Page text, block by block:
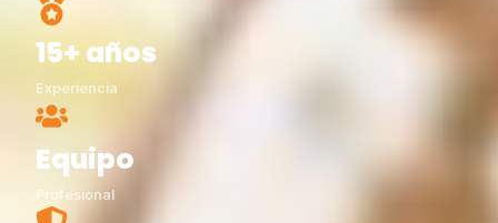
15+ años
Experiencia
Equipo
Profesional